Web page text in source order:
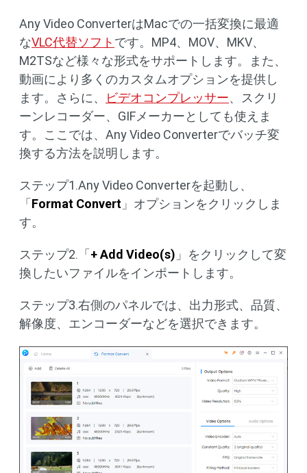
Any Video ConverterはMacでの一括変換に最適
なVLC代替ソフト です。MP4、MOV、MKV、
M2TSなど様々な形式をサポートします。また、
動画により多くのカスタムオプションを提供し
ます。さらに、
ビデオコンプレッサー、スクリ
ーンレコーダー、GIFメーカーとしても使えま
す。ここでは、Any Video Converterでバッチ変
換する方法を説明します。
ステップ1.Any Video Converterを起動し、
「 Format Convert 」オプションをクリックしま
す。
ステップ2.「 + Add Video(s) 」をクリックして変
換したいファイルをインポートします。
ステップ3.右側のパネルでは、出力形式、品質、
解像度、エンコーダーなどを選択できます。